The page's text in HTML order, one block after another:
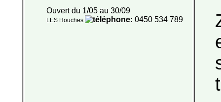
Ouvert du 1/05 au 30/09
LES Houches : 0450 534 789